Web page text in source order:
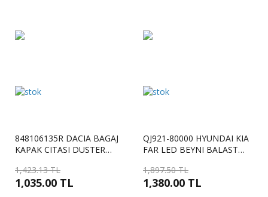
848106135R DACIA BAGAJ
KAPAK CITASI DUSTER
848106135R 848100019R
1,423.13 TL
1,035.00 TL
QJ921-80000 HYUNDAI KIA
FAR LED BEYNI BALAST
IONIQ 3- KONA-SPORTAGE
1,897.50 TL
1,380.00 TL